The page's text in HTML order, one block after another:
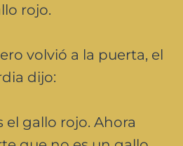
rojo.
volvió a la puerta, el
dijo:
gallo rojo. Ahora